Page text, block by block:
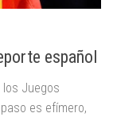
español
los Juegos
es efímero,